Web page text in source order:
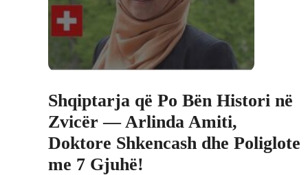
Shqiptarja që Po Bën Histori në
Zvicër — Arlinda Amiti,
Doktore Shkencash dhe Poliglote
me 7 Gjuhë!